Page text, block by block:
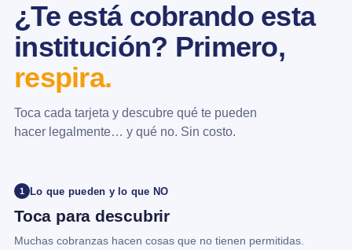
¿Te está cobrando esta
institución? Primero,
respira.
Toca cada tarjeta y descubre qué te pueden
hacer legalmente… y qué no. Sin costo.
1 Lo que pueden y lo que NO
Toca para descubrir
Muchas cobranzas hacen cosas que no tienen permitidas.